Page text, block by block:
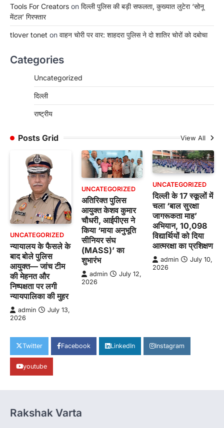
Tools For Creators on दिल्ली पुलिस की बड़ी सफलता, कुख्यात लुटेरा ‘सोनू
मेंटल’ गिरफ्तार
tlover tonet on वाहन चोरी पर वार: शाहदरा पुलिस ने दो शातिर चोरों को दबोचा
Categories
Uncategorized
दिल्ली
राष्ट्रीय
Posts Grid View All
UNCATEGORIZED
न्यायालय के फैसले के
बाद बोले पुलिस
आयुक्त— जांच टीम
की मेहनत और
निष्पक्षता पर लगी
न्यायपालिका की मुहर
admin
July 13,
2026
UNCATEGORIZED
अतिरिक्त पुलिस
आयुक्त केशव कुमार
चौधरी, आईपीएस ने
किया ‘माया अनुभूति
सीनियर संघ
(MASS)’ का
शुभारंभ
admin
July 12,
2026
UNCATEGORIZED
दिल्ली के 17 स्कूलों में
चला ‘बाल सुरक्षा
जागरूकता माह’
अभियान, 10,098
विद्यार्थियों को दिया
आत्मरक्षा का प्रशिक्षण
admin
July 10,
2026
Twitter Facebook LinkedIn Instagram
youtube
Rakshak Varta